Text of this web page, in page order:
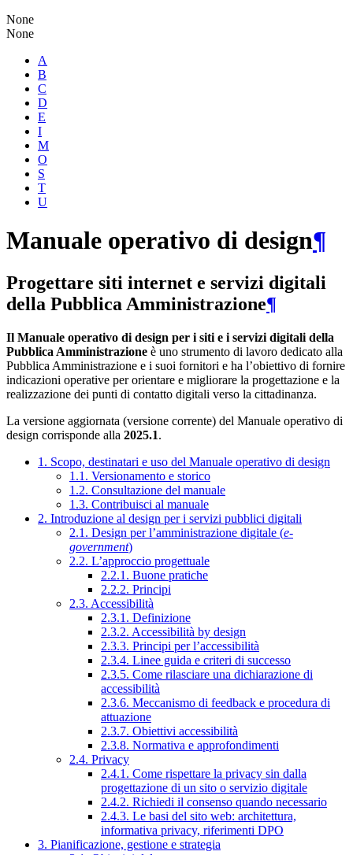
None
None
A
B
C
D
E
I
M
O
S
T
U
Manuale operativo di design¶
Progettare siti internet e servizi digitali
della Pubblica Amministrazione¶
Il Manuale operativo di design per i siti e i servizi digitali della
Pubblica Amministrazione è uno strumento di lavoro dedicato alla
Pubblica Amministrazione e i suoi fornitori e ha l’obiettivo di fornire
indicazioni operative per orientare e migliorare la progettazione e la
realizzazione dei punti di contatto digitali verso la cittadinanza.
La versione aggiornata (versione corrente) del Manuale operativo di
design corrisponde alla 2025.1.
1. Scopo, destinatari e uso del Manuale operativo di design
1.1. Versionamento e storico
1.2. Consultazione del manuale
1.3. Contribuisci al manuale
2. Introduzione al design per i servizi pubblici digitali
2.1. Design per l’amministrazione digitale (e-
government)
2.2. L’approccio progettuale
2.2.1. Buone pratiche
2.2.2. Principi
2.3. Accessibilità
2.3.1. Definizione
2.3.2. Accessibilità by design
2.3.3. Principi per l’accessibilità
2.3.4. Linee guida e criteri di successo
2.3.5. Come rilasciare una dichiarazione di
accessibilità
2.3.6. Meccanismo di feedback e procedura di
attuazione
2.3.7. Obiettivi accessibilità
2.3.8. Normativa e approfondimenti
2.4. Privacy
2.4.1. Come rispettare la privacy sin dalla
progettazione di un sito o servizio digitale
2.4.2. Richiedi il consenso quando necessario
2.4.3. Le basi del sito web: architettura,
informativa privacy, riferimenti DPO
3. Pianificazione, gestione e strategia